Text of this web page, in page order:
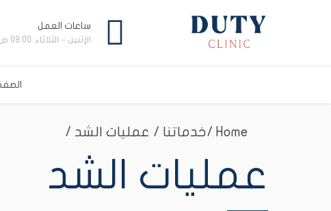
ساعات العمل
الإثنين – الثلاثاء: 09:00 ص – 10:00 م
Home خدماتنا / عمليات الشد /
عمليات الشد